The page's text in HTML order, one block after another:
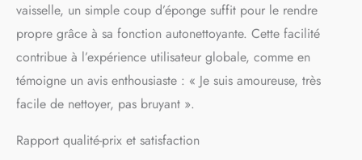
vaisselle, un simple coup d’éponge suffit pour le rendre
propre grâce à sa fonction autonettoyante. Cette facilité
contribue à l’expérience utilisateur globale, comme en
témoigne un avis enthousiaste : « Je suis amoureuse, très
facile de nettoyer, pas bruyant ».
Rapport qualité-prix et satisfaction